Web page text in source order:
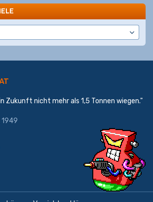
Zukunft nicht mehr als 1,5 Tonnen wiegen."
1949